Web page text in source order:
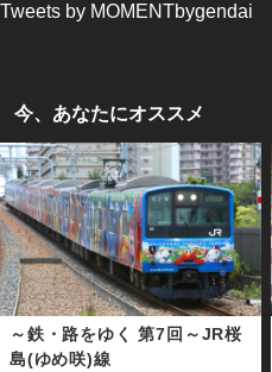
Tweets by MOMENTbygendai
今、あなたにオススメ
～鉄・路をゆく 第7回～JR桜
島(ゆめ咲)線